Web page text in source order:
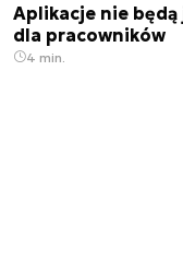
Aplikacje nie będą
dla pracowników
4 min.